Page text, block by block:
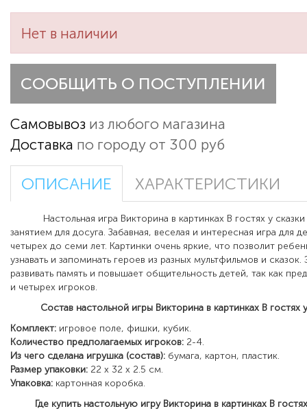
Нет в наличии
СООБЩИТЬ О ПОСТУПЛЕНИИ
Самовывоз из любого магазина
Доставка по городу от 300 руб
ОПИСАНИЕ ХАРАКТЕРИСТИКИ
Настольная игра Викторина в картинках В гостях у сказки
занятием для досуга. Забавная, веселая и интересная игра для
четырех до семи лет. Картинки очень яркие, что позволит
узнавать и запоминать героев из разных мультфильмов и
развивать память и повышает общительность детей, так как
и четырех игроков.
Состав настольной игры Викторина в картинках В гостях у
Комплект: игровое поле, фишки, кубик.
Количество предполагаемых игроков: 2-4.
Из чего сделана игрушка (состав): бумага, картон, пластик.
Размер упаковки: 22 x 32 x 2.5 см.
Упаковка: картонная коробка.
Где купить настольную игру Викторина в картинках В гостях